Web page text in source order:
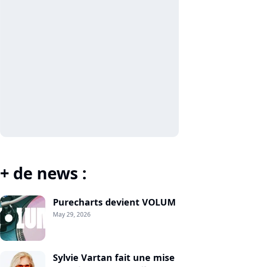
+ de news :
Purecharts devient VOLUM
May 29, 2026
Sylvie Vartan fait une mise